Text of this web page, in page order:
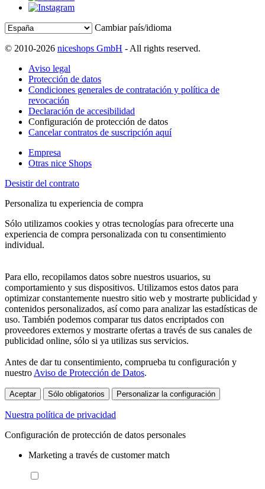
Cambiar país/idioma
© 2010-2026 niceshops GmbH - All rights reserved.
Aviso legal
Protección de datos
Condiciones generales de contratación y política de
revocación
Declaración de accesibilidad
Configuración de protección de datos
Cancelar contratos de suscripción aquí
Empresa
Otras nice Shops
Desistir del contrato
Personaliza tu experiencia de compra
Sólo utilizamos cookies y otras tecnologías para ofrecerte una
experiencia de compra personalizada con tu consentimiento
individual.
Para ello, recopilamos datos sobre nuestros usuarios, su
comportamiento y sus dispositivos. Utilizamos estos datos para
optimizar constantemente nuestro sitio web y mostrarte publicidad y
contenidos personalizados, así como para analizar las estadísticas de
uso. También podemos comparar tus datos encriptados con
proveedores externos y mostrarte ofertas a través de sus canales de
publicidad online, sólo si ya utilizas sus servicios.
Antes de dar tu consentimiento, comprueba tu configuración y
nuestro Aviso de Protección de Datos.
Aceptar Sólo obligatorios Personalizar la configuración
Nuestra política de privacidad
Configuración de protección de datos personales
Marketing a través de customer match